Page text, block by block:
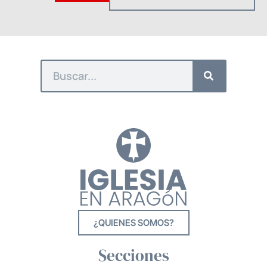
¿QUIENES SOMOS?
Secciones